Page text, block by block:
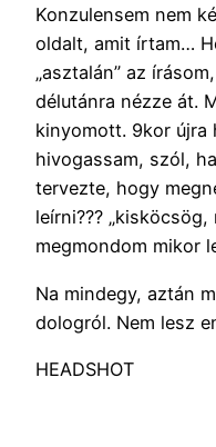
Konzulensem nem
oldalt, amit írtam…
„asztalán” az
délutánra nézze át.
kinyomott. 9kor újra
hivogassam, szól,
tervezte, hogy
leírni???
megmondom mikor
Na mindegy, aztán
dologról. Nem lesz
HEADSHOT